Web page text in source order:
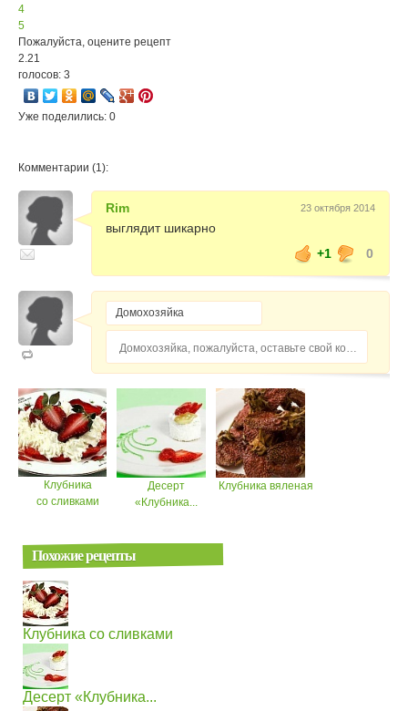
4
5
Пожалуйста, оцените рецепт
2.21
голосов: 3
Уже поделились: 0
Комментарии (1):
Rim 23 октября 2014
выглядит шикарно
+1
0
Клубника
со сливками
Десерт
«Клубника...
Клубника вяленая
Похожие рецепты
Клубника со сливками
Десерт «Клубника...